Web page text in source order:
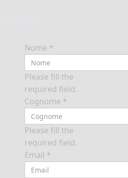
Nome *
Please fill the
required field.
Cognome *
Please fill the
required field.
Email *